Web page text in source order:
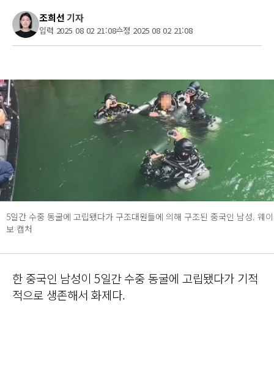
조희선기자
입력 2025 08 02 21:08수정 2025 08 02 21:08
5일간 수중 동굴에 고립됐다가 구조대원들에 의해 구조된 중국인 남성. 웨이
보 캡처
한 중국인 남성이 5일간 수중 동굴에 고립됐다가 기적
적으로 생존해서 화제다.